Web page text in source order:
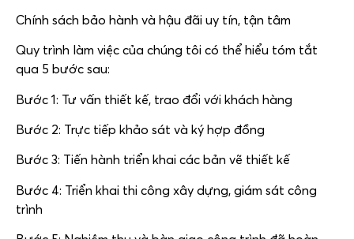
Chính sách bảo hành và hậu đãi uy tín, tận tâm
Quy trình làm việc của chúng tôi có thể hiểu tóm tắt
qua 5 bước sau:
Bước 1: Tư vấn thiết kế, trao đổi với khách hàng
Bước 2: Trực tiếp khảo sát và ký hợp đồng
Bước 3: Tiến hành triển khai các bản vẽ thiết kế
Bước 4: Triển khai thi công xây dựng, giám sát công
trình